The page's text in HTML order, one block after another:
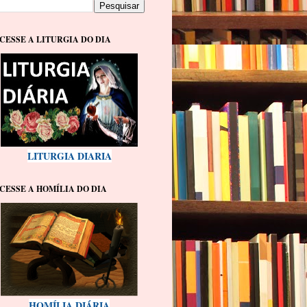
A LITURGIA DO DIA
LITURGIA DIARIA
A HOMÍLIA DO DIA